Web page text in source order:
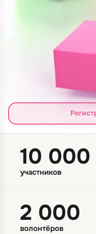
10 000
участников
2 000
волонтёров